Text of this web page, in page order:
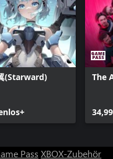
(Starward) The
Pass XBOX-Zubehör